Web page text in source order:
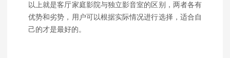
以上就是客厅家庭影院与独立影音室的区别，两者各有
优势和劣势，用户可以根据实际情况进行选择，适合自
己的才是最好的。